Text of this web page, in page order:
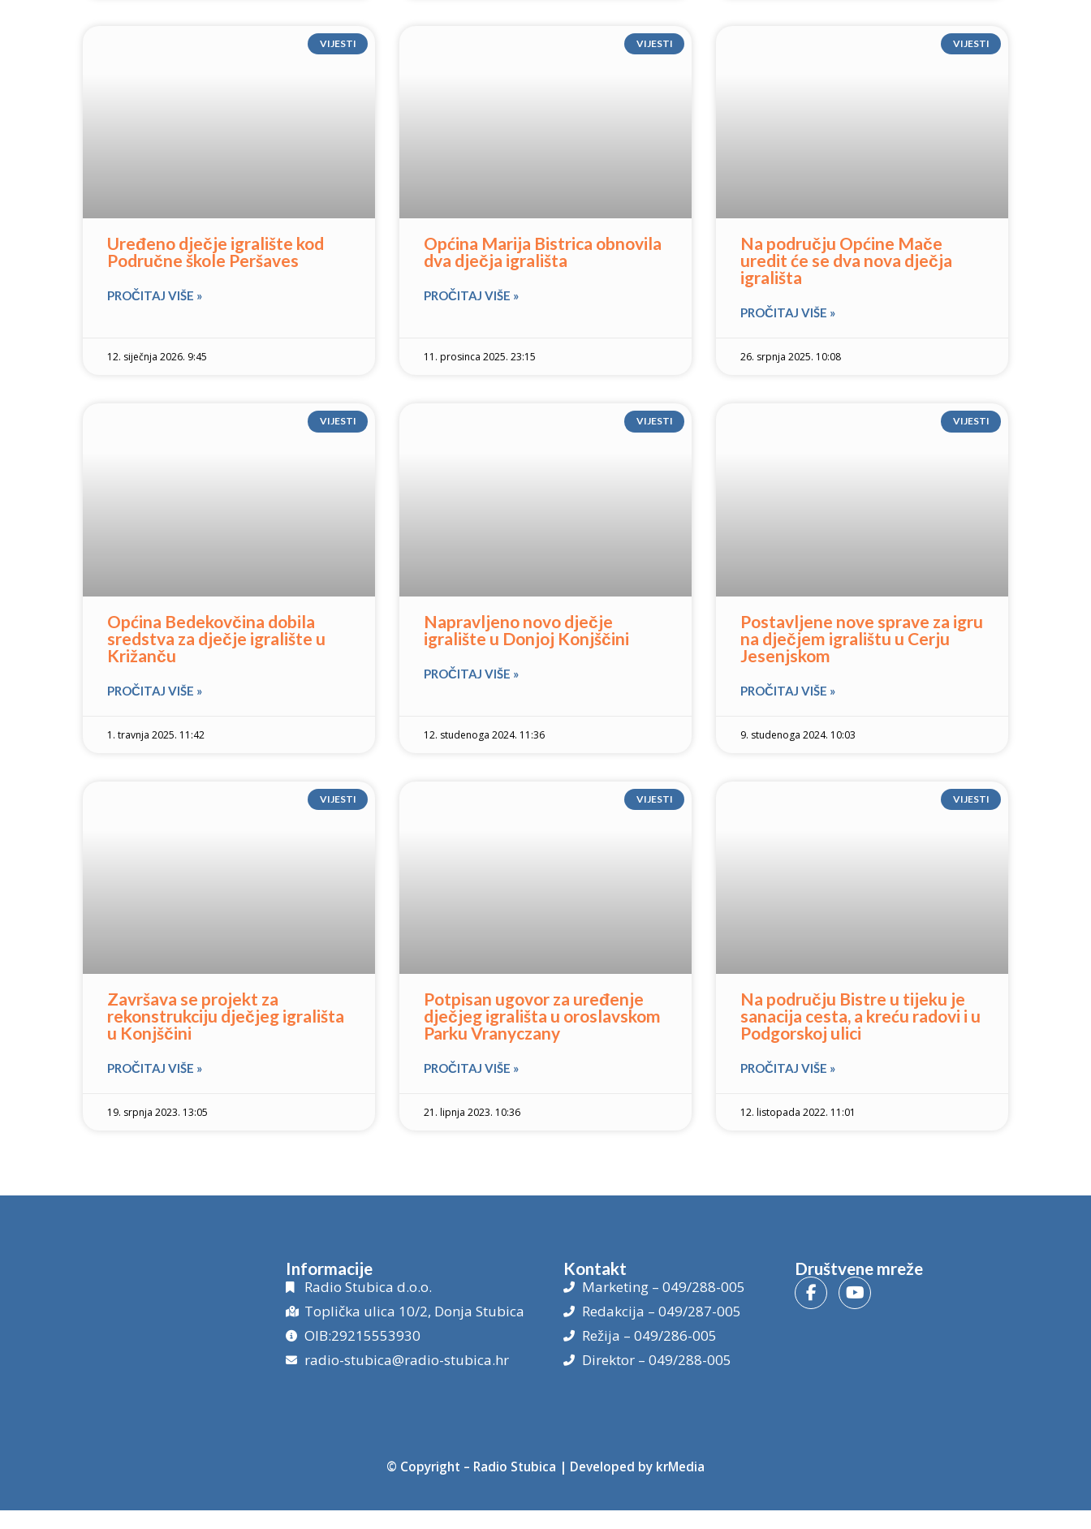
VIJESTI
Uređeno dječje igralište kod
Područne škole Peršaves
PROČITAJ VIŠE »
12. siječnja 2026. 9:45
VIJESTI
Općina Marija Bistrica obnovila
dva dječja igrališta
PROČITAJ VIŠE »
11. prosinca 2025. 23:15
VIJESTI
Na području Općine Mače
uredit će se dva nova dječja
igrališta
PROČITAJ VIŠE »
26. srpnja 2025. 10:08
VIJESTI
Općina Bedekovčina dobila
sredstva za dječje igralište u
Križanču
PROČITAJ VIŠE »
1. travnja 2025. 11:42
VIJESTI
Napravljeno novo dječje
igralište u Donjoj Konjščini
PROČITAJ VIŠE »
12. studenoga 2024. 11:36
VIJESTI
Postavljene nove sprave za igru
na dječjem igralištu u Cerju
Jesenjskom
PROČITAJ VIŠE »
9. studenoga 2024. 10:03
VIJESTI
Završava se projekt za
rekonstrukciju dječjeg igrališta
u Konjščini
PROČITAJ VIŠE »
19. srpnja 2023. 13:05
VIJESTI
Potpisan ugovor za uređenje
dječjeg igrališta u oroslavskom
Parku Vranyczany
PROČITAJ VIŠE »
21. lipnja 2023. 10:36
VIJESTI
Na području Bistre u tijeku je
sanacija cesta, a kreću radovi i u
Podgorskoj ulici
PROČITAJ VIŠE »
12. listopada 2022. 11:01
Informacije
Radio Stubica d.o.o.
Toplička ulica 10/2, Donja Stubica
OIB:29215553930
radio-stubica@radio-stubica.hr
Kontakt
Marketing – 049/288-005
Redakcija – 049/287-005
Režija – 049/286-005
Direktor – 049/288-005
Društvene mreže
© Copyright – Radio Stubica | Developed by krMedia